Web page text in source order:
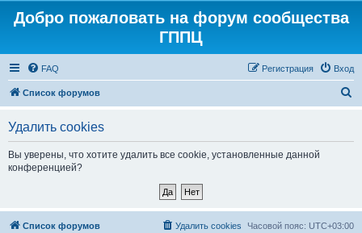
Добро пожаловать на форум сообщества
ГППЦ
FAQ Вход
Регистрация
Список форумов
Удалить cookies
Вы уверены, что хотите удалить все cookie, установленные данной
конференцией?
Список форумов Часовой пояс: UTC+03:00
Удалить cookies